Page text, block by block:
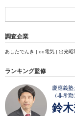
調査企業
あしたでんき | eo電気 | 出光
ランキング監修
慶應義
（非常勤
鈴